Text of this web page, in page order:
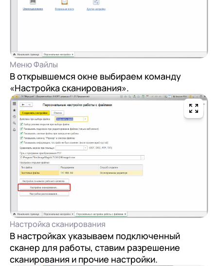
Меню Файлы
В открывшемся окне выбираем команду
«Настройка сканирования».
Настройка сканирования
В настройках указываем подключенный
сканер для работы, ставим разрешение
сканирования и прочие настройки.
1С:Фреш